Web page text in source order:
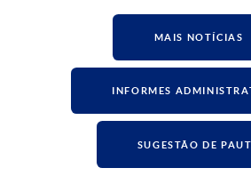
MAIS NOTÍCIAS
INFORMES
SUGESTÃO DE